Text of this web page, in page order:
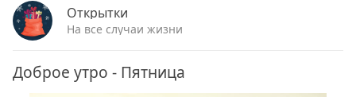
Открытки
На все случаи жизни
Доброе утро - Пятница